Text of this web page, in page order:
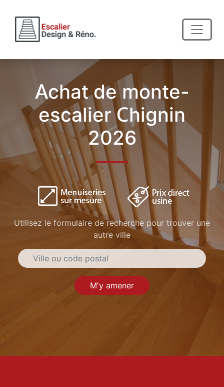
Achat de monte-
escalier Chignin
2026
Utilisez le formulaire de recherche pour trouver une
autre ville
M'y amener